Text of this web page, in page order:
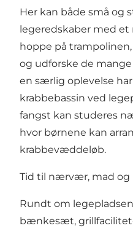
Her kan både små og
legeredskaber med
hoppe på
og udforske de
en særlig oplevelse
krabbebassin ved
fangst kan studeres
hvor børnene kan
krabbevæddeløb.
Tid til nærvær, mad og
Rundt om
bænkesæt,